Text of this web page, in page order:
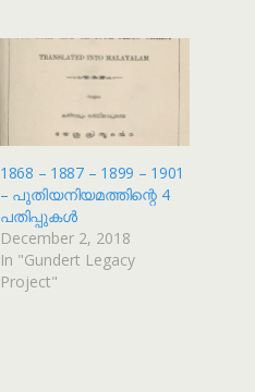
1868 – 1887 – 1899 – 1901
– പുതിയനിയമത്തിന്റെ 4
പതിപ്പുകൾ
December 2, 2018
In "Gundert Legacy
Project"